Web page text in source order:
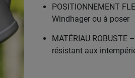
POSITIONNEMENT
Windhager ou à poser
MATÉRIAU
résistant aux